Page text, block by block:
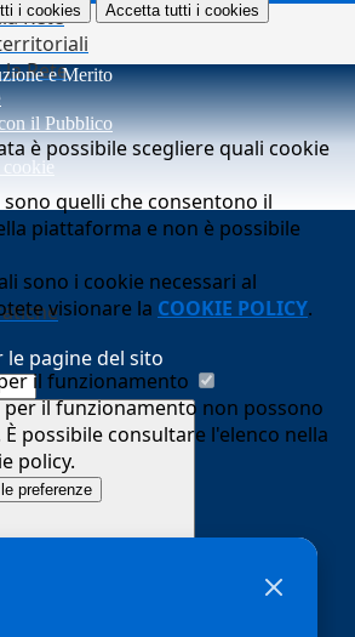
Rete
Rete
le pagine del sito
i cookies Accetta tutti i cookies
è possibile scegliere quali cookie
quelli che consentono il
piattaforma e non è possibile
sono i cookie necessari al
visionare la COOKIE POLICY.
il funzionamento
per il funzionamento non possono
possibile consultare l'elenco nella
policy.
preferenze
il Pubblico
cookie